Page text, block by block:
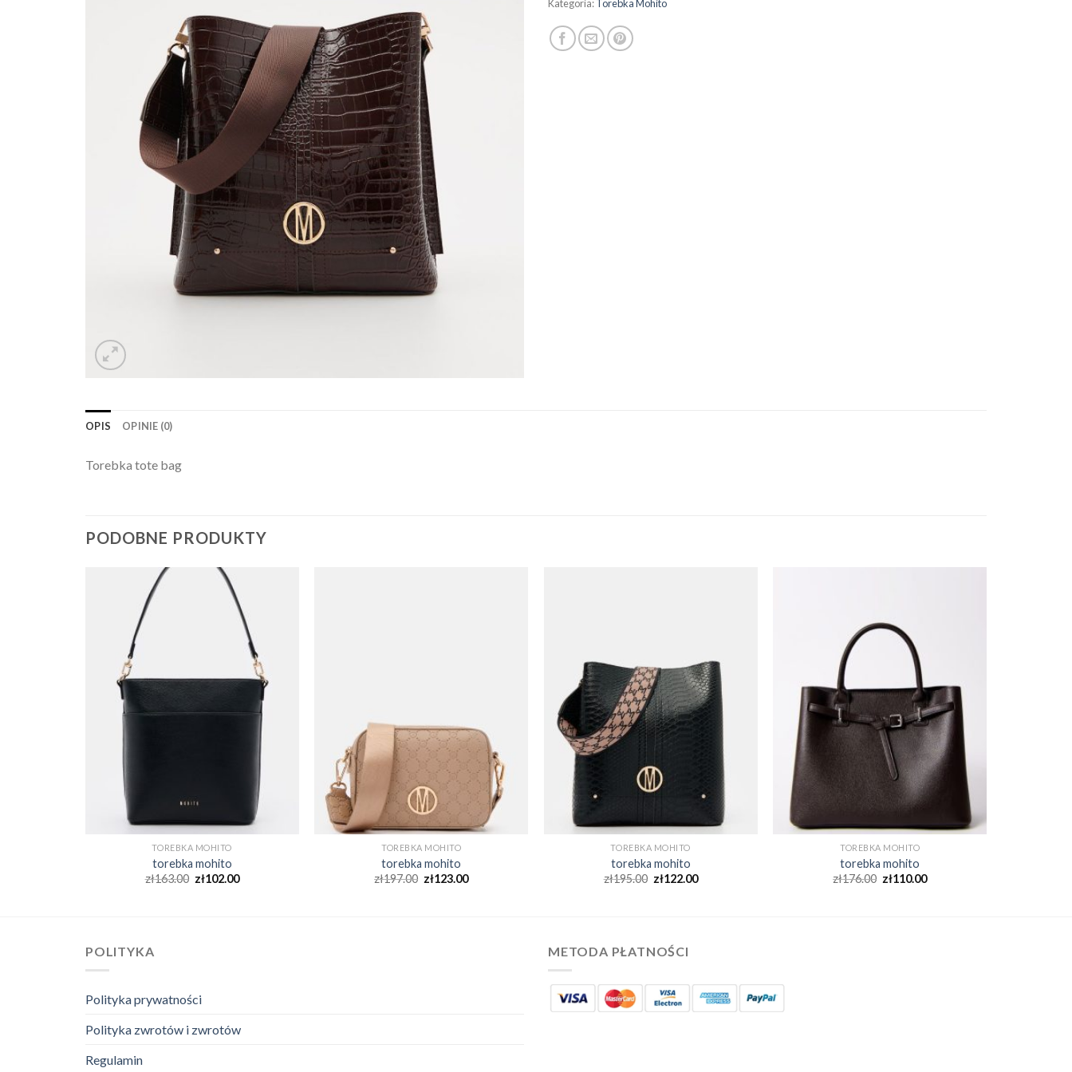
Kategoria:Torebka Mohito
OPIS OPINIE (0)
Torebka tote bag
PODOBNE PRODUKTY
TOREBKA MOHITO
torebka mohito
zł163.00 zł102.00
TOREBKA MOHITO
torebka mohito
zł197.00 zł123.00
TOREBKA MOHITO
torebka mohito
zł195.00 zł122.00
TOREBKA MOHITO
torebka mohito
zł176.00 zł110.00
POLITYKA
Polityka prywatności
Polityka zwrotów i zwrotów
Regulamin
METODA PŁATNOŚCI